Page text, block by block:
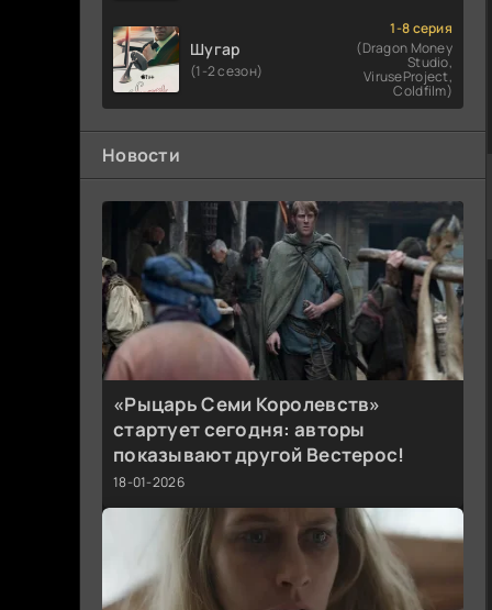
Шугар
(1-2 сезон)
1-8 серия
(Dragon Money
Studio,
ViruseProject,
Coldfilm)
Новости
«Рыцарь Семи Королевств»
стартует сегодня: авторы
показывают другой Вестерос!
18-01-2026